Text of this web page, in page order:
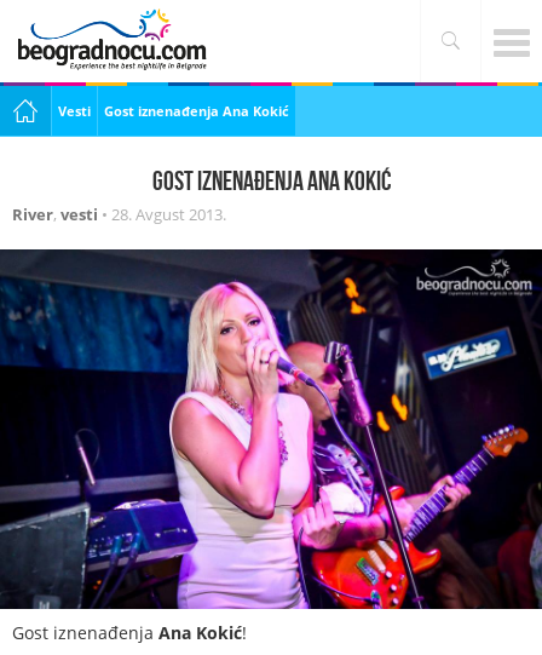
Vesti Gost iznenađenja Ana Kokić
Gost iznenađenja Ana Kokić
River, vesti • 28. Avgust 2013.
Gost iznenađenja Ana Kokić!